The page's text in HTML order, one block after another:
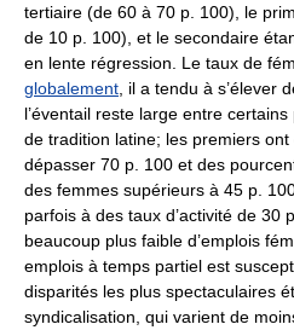
tertiaire (de 60 à 70 p. 100), le
de 10 p. 100), et le secondaire
en lente régression. Le taux de
globalement , il a tendu à s’élever
l’éventail reste large entre
de tradition latine; les premiers ont
dépasser 70 p. 100 et des
des femmes supérieurs à 45 p.
parfois à des taux d’activité de 30
beaucoup plus faible d’emplois
emplois à temps partiel est
disparités les plus spectaculaires
syndicalisation, qui varient de